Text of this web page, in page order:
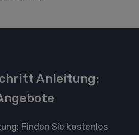
Anleitung:
Finden Sie kostenlos